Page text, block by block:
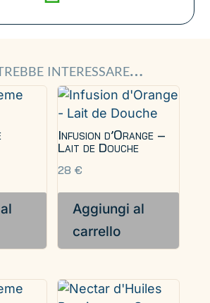
interessare…
Infusion d’Orange –
Lait de Douche
28 €
Aggiungi al
carrello